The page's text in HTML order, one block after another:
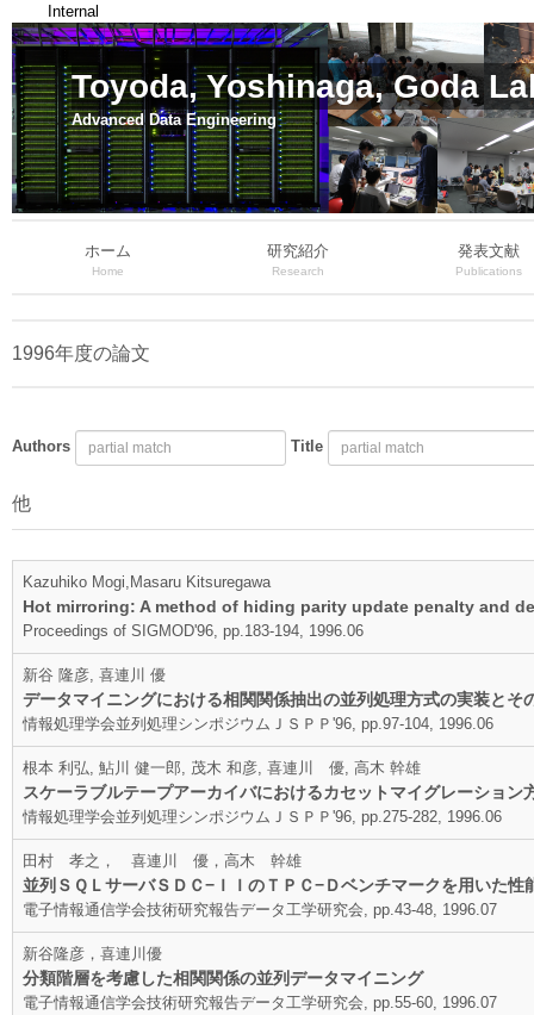
Internal
Toyoda, Yoshinaga, Goda
Advanced Data Engineering
ホーム
Home
研究紹介
Research
発表文献
Publications
1996年度の論文
Authors Title
他
Kazuhiko Mogi,Masaru Kitsuregawa
Hot mirroring: A method of hiding parity update penalty and
Proceedings of SIGMOD'96, pp.183-194, 1996.06
新谷 隆彦, 喜連川 優
データマイニングにおける相関関係抽出の並列処理方式の実装とそ
情報処理学会並列処理シンポジウムＪＳＰＰ'96, pp.97-104, 1996.06
根本 利弘, 鮎川 健一郎, 茂木 和彦, 喜連川 優, 高木 幹雄
スケーラブルテープアーカイバにおけるカセットマイグレーション
情報処理学会並列処理シンポジウムＪＳＰＰ'96, pp.275-282, 1996.06
田村 孝之， 喜連川 優，高木 幹雄
並列ＳＱＬサーバＳＤＣ−ＩＩのＴＰＣ−Ｄベンチマークを用いた性
電子情報通信学会技術研究報告データ工学研究会, pp.43-48, 1996.07
新谷隆彦，喜連川優
分類階層を考慮した相関関係の並列データマイニング
電子情報通信学会技術研究報告データ工学研究会, pp.55-60, 1996.07